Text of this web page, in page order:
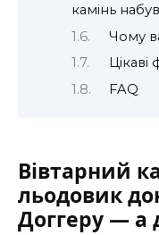
камінь
Чому
Цікаві
FAQ
Вівтарний
льодовик
Доггеру — а